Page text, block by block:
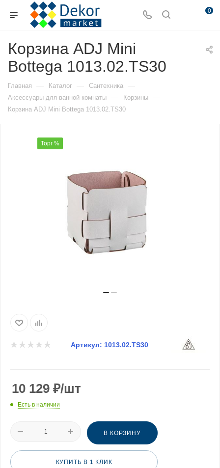
0
Корзина ADJ Mini
Bottega 1013.02.TS30
Главная — Каталог — Сантехника —
Аксессуары для ванной комнаты — Корзины —
Корзина ADJ Mini Bottega 1013.02.TS30
Торг %
Артикул: 1013.02.TS30
10 129 ₽/шт
Есть в наличии
В КОРЗИНУ
КУПИТЬ В 1 КЛИК